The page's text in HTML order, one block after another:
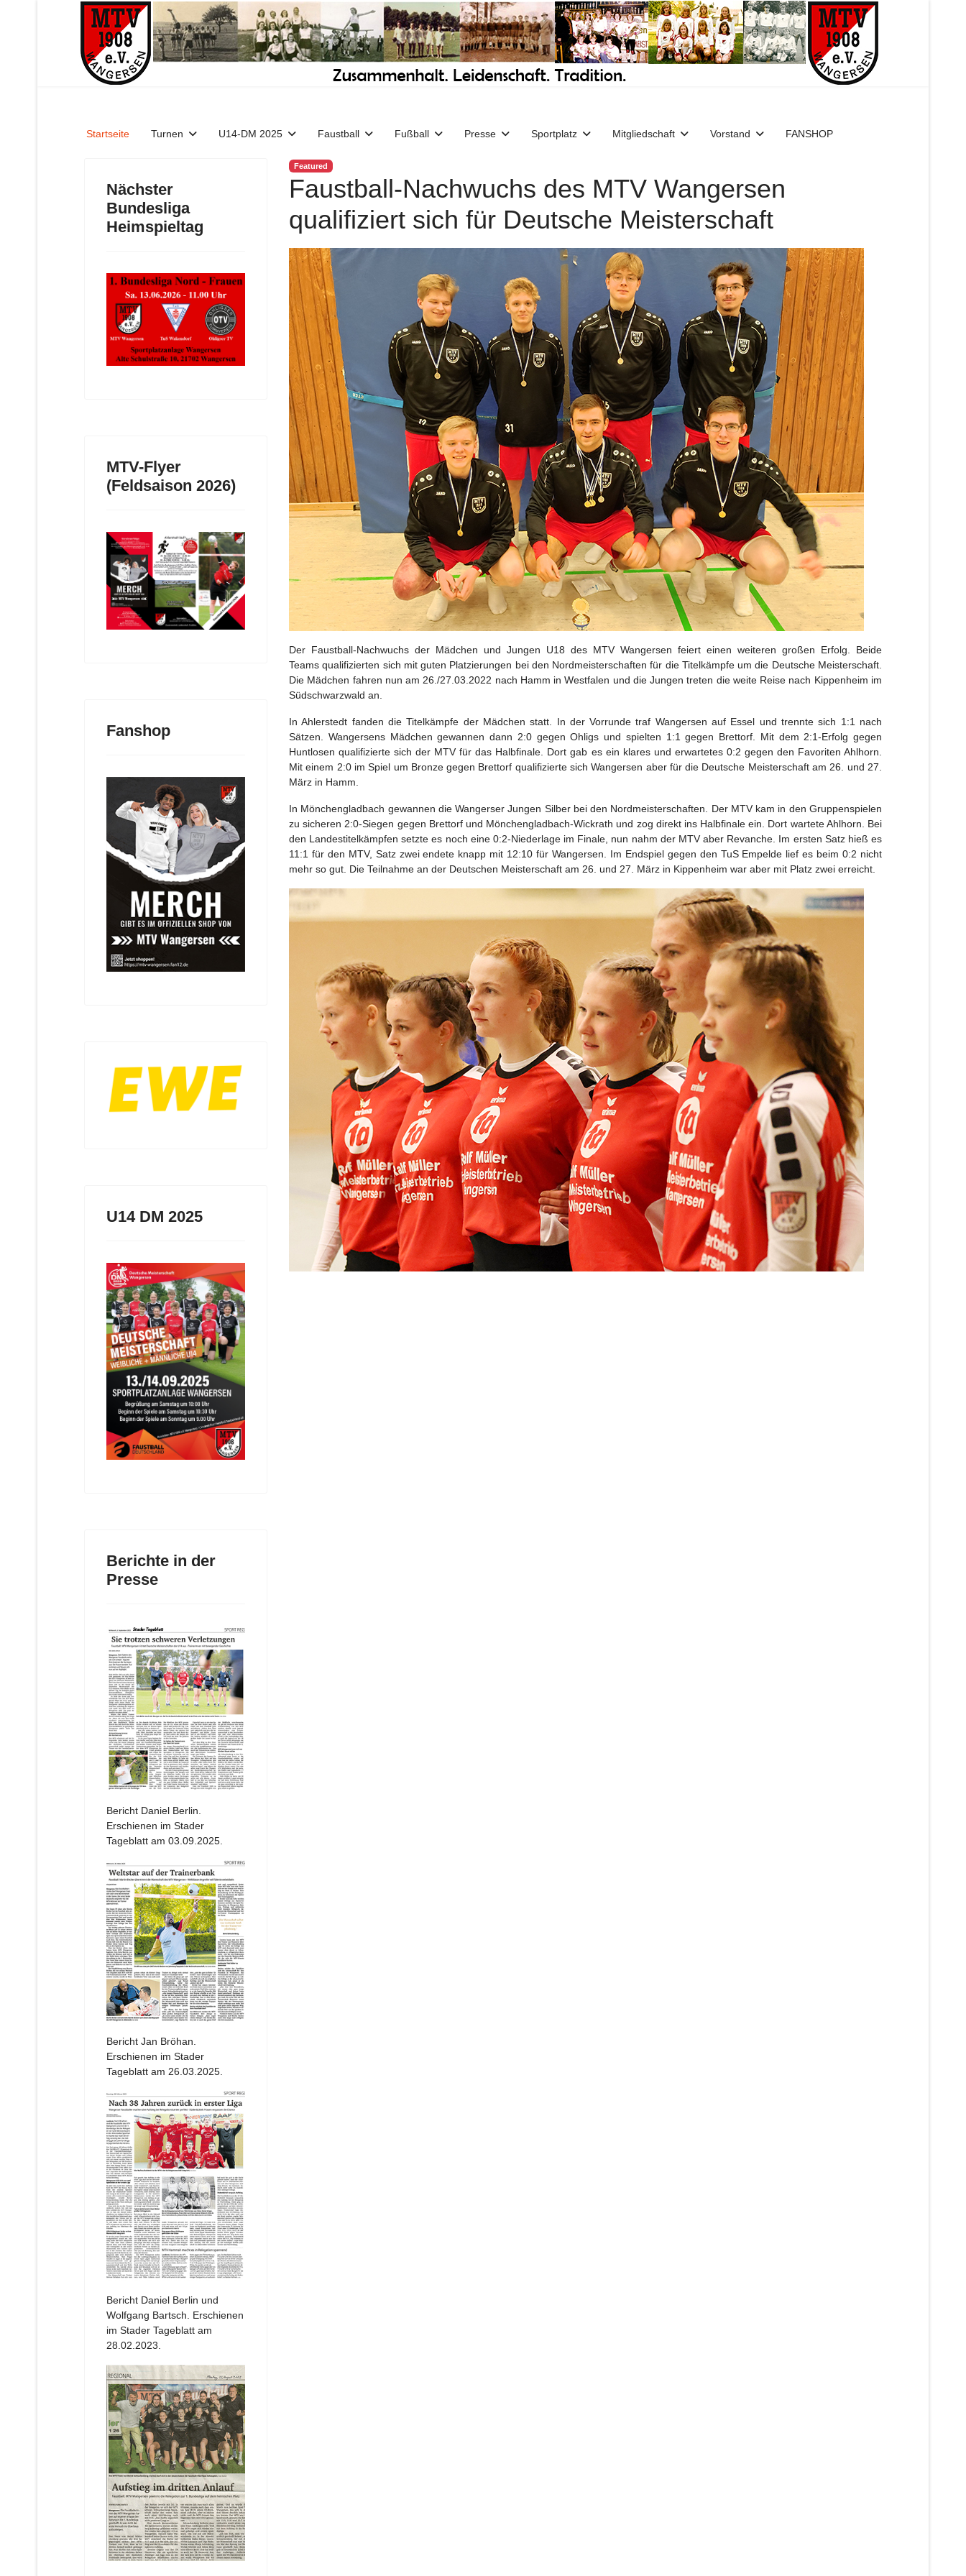
Startseite Turnen U14-DM 2025 Faustball Fußball Presse Sportplatz Mitgliedschaft Vorstand FANSHOP
Nächster
Bundesliga
Heimspieltag
MTV-Flyer
(Feldsaison 2026)
Fanshop
U14 DM 2025
Berichte in der
Presse
Bericht Daniel Berlin.
Erschienen im Stader
Tageblatt am 03.09.2025.
Bericht Jan Bröhan.
Erschienen im Stader
Tageblatt am 26.03.2025.
Bericht Daniel Berlin und
Wolfgang Bartsch. Erschienen
im Stader Tageblatt am
28.02.2023.
Featured
Faustball-Nachwuchs des MTV Wangersen
qualifiziert sich für Deutsche Meisterschaft
Der Faustball-Nachwuchs der Mädchen und Jungen U18 des MTV Wangersen feiert einen weiteren großen Erfolg. Beide
Teams qualifizierten sich mit guten Platzierungen bei den Nordmeisterschaften für die Titelkämpfe um die Deutsche Meisterschaft.
Die Mädchen fahren nun am 26./27.03.2022 nach Hamm in Westfalen und die Jungen treten die weite Reise nach Kippenheim im
Südschwarzwald an.
In Ahlerstedt fanden die Titelkämpfe der Mädchen statt. In der Vorrunde traf Wangersen auf Essel und trennte sich 1:1 nach
Sätzen. Wangersens Mädchen gewannen dann 2:0 gegen Ohligs und spielten 1:1 gegen Brettorf. Mit dem 2:1-Erfolg gegen
Huntlosen qualifizierte sich der MTV für das Halbfinale. Dort gab es ein klares und erwartetes 0:2 gegen den Favoriten Ahlhorn.
Mit einem 2:0 im Spiel um Bronze gegen Brettorf qualifizierte sich Wangersen aber für die Deutsche Meisterschaft am 26. und 27.
März in Hamm.
In Mönchengladbach gewannen die Wangerser Jungen Silber bei den Nordmeisterschaften. Der MTV kam in den Gruppenspielen
zu sicheren 2:0-Siegen gegen Brettorf und Mönchengladbach-Wickrath und zog direkt ins Halbfinale ein. Dort wartete Ahlhorn. Bei
den Landestitelkämpfen setzte es noch eine 0:2-Niederlage im Finale, nun nahm der MTV aber Revanche. Im ersten Satz hieß es
11:1 für den MTV, Satz zwei endete knapp mit 12:10 für Wangersen. Im Endspiel gegen den TuS Empelde lief es beim 0:2 nicht
mehr so gut. Die Teilnahme an der Deutschen Meisterschaft am 26. und 27. März in Kippenheim war aber mit Platz zwei erreicht.